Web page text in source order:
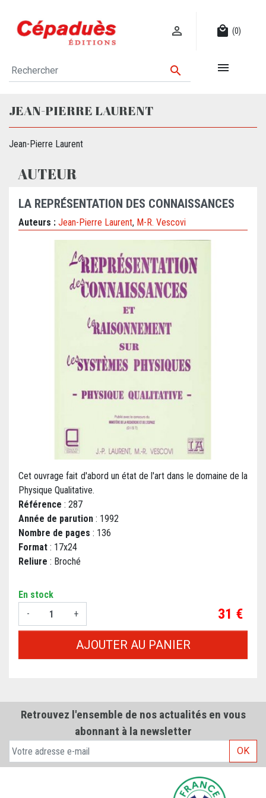
 local_mall (0)
 
JEAN-PIERRE LAURENT
Jean-Pierre Laurent
AUTEUR
LA REPRÉSENTATION DES CONNAISSANCES
Auteurs : Jean-Pierre Laurent, M-R. Vescovi
Cet ouvrage fait d'abord un état de l'art dans le domaine de la
Physique Qualitative.
Référence : 287
Année de parution : 1992
Nombre de pages : 136
Format : 17x24
Reliure : Broché
En stock
-
+ Prix
31 €
AJOUTER AU PANIER
Retrouvez l'ensemble de nos actualités en vous
abonnant à la newsletter
OK